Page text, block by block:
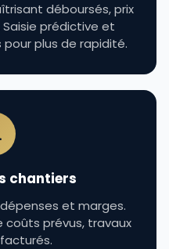
déboursés, prix
prédictive et
plus de rapidité.
chantiers
et marges.
prévus, travaux